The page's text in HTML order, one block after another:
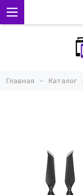
Главная Каталог